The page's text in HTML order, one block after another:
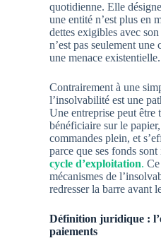
quotidienne. Elle
une entité n’est plus en
dettes exigibles avec
n’est pas seulement une
une menace existentielle.
Contrairement à une
l’insolvabilité est une
Une entreprise peut être
bénéficiaire sur le
commandes plein, et
parce que ses fonds
cycle d’exploitation.
mécanismes de
redresser la barre avant
Définition juridique :
paiements